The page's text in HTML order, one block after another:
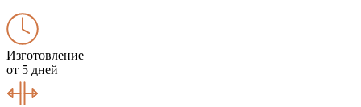
Изготовление
от 5 дней